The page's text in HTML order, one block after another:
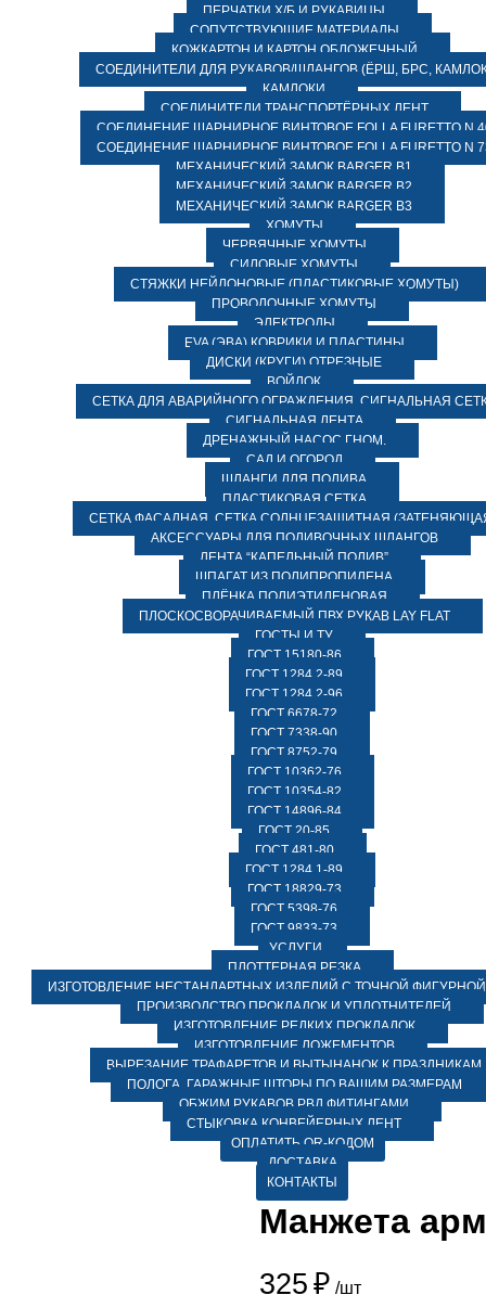
ПЕРЧАТКИ Х/Б И РУКАВИЦЫ
СОПУТСТВУЮЩИЕ МАТЕРИАЛЫ
КОЖКАРТОН И КАРТОН ОБЛОЖЕЧНЫЙ
СОЕДИНИТЕЛИ ДЛЯ РУКАВОВ/ШЛАНГОВ (ЁРШ, БРС,
КАМЛОКИ
СОЕДИНИТЕЛИ ТРАНСПОРТЁРНЫХ ЛЕНТ
СОЕДИНЕНИЕ ШАРНИРНОЕ ВИНТОВОЕ FOLLA FURETTO N
СОЕДИНЕНИЕ ШАРНИРНОЕ ВИНТОВОЕ FOLLA FURETTO N
МЕХАНИЧЕСКИЙ ЗАМОК BARGER B1
МЕХАНИЧЕСКИЙ ЗАМОК BARGER B2
МЕХАНИЧЕСКИЙ ЗАМОК BARGER B3
ХОМУТЫ
ЧЕРВЯЧНЫЕ ХОМУТЫ
СИЛОВЫЕ ХОМУТЫ
СТЯЖКИ НЕЙЛОНОВЫЕ (ПЛАСТИКОВЫЕ ХОМУТЫ)
ПРОВОЛОЧНЫЕ ХОМУТЫ
ЭЛЕКТРОДЫ
EVA (ЭВА) КОВРИКИ И ПЛАСТИНЫ
ДИСКИ (КРУГИ) ОТРЕЗНЫЕ
ВОЙЛОК
СЕТКА ДЛЯ АВАРИЙНОГО ОГРАЖДЕНИЯ, СИГНАЛЬНАЯ
СИГНАЛЬНАЯ ЛЕНТА
ДРЕНАЖНЫЙ НАСОС ГНОМ.
САД И ОГОРОД
ШЛАНГИ ДЛЯ ПОЛИВА
ПЛАСТИКОВАЯ СЕТКА
СЕТКА ФАСАДНАЯ. СЕТКА СОЛНЦЕЗАЩИТНАЯ
АКСЕССУАРЫ ДЛЯ ПОЛИВОЧНЫХ ШЛАНГОВ
ЛЕНТА “КАПЕЛЬНЫЙ ПОЛИВ”
ШПАГАТ ИЗ ПОЛИПРОПИЛЕНА
ПЛЁНКА ПОЛИЭТИЛЕНОВАЯ
ПЛОСКОСВОРАЧИВАЕМЫЙ ПВХ РУКАВ LAY FLAT
ГОСТЫ И ТУ
ГОСТ 15180-86
ГОСТ 1284.2-89
ГОСТ 1284.2-96
ГОСТ 6678-72
ГОСТ 7338-90
ГОСТ 8752-79
ГОСТ 10362-76
ГОСТ 10354-82
ГОСТ 14896-84
ГОСТ 20-85
ГОСТ 481-80
ГОСТ 1284.1-89
ГОСТ 18829-73
ГОСТ 5398-76
ГОСТ 9833-73
УСЛУГИ
ПЛОТТЕРНАЯ РЕЗКА
ИЗГОТОВЛЕНИЕ НЕСТАНДАРТНЫХ ИЗДЕЛИЙ С ТОЧНОЙ ФИГУРНОЙ
ПРОИЗВОДСТВО ПРОКЛАДОК И УПЛОТНИТЕЛЕЙ
ИЗГОТОВЛЕНИЕ РЕДКИХ ПРОКЛАДОК
ИЗГОТОВЛЕНИЕ ЛОЖЕМЕНТОВ
ВЫРЕЗАНИЕ ТРАФАРЕТОВ И ВЫТЫНАНОК К ПРАЗДНИКАМ
ПОЛОГА, ГАРАЖНЫЕ ШТОРЫ ПО ВАШИМ РАЗМЕРАМ
ОБЖИМ РУКАВОВ РВД ФИТИНГАМИ
СТЫКОВКА КОНВЕЙЕРНЫХ ЛЕНТ
ОПЛАТИТЬ QR-КОДОМ
ДОСТАВКА
КОНТАКТЫ
Манжета
325 ₽ /шт